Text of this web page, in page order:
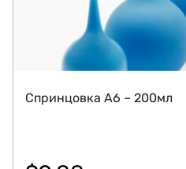
Спринцовка A6 – 200мл